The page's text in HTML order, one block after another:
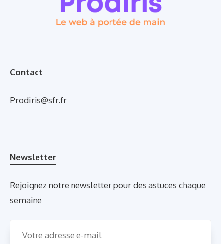
Contact
Prodiris@sfr.fr
Newsletter
Rejoignez notre newsletter pour des astuces chaque
semaine